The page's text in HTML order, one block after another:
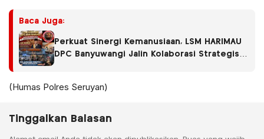
Baca Juga:
Perkuat Sinergi Kemanusiaan, LSM HARIMAU
DPC Banyuwangi Jalin Kolaborasi Strategis
(Humas Polres Seruyan)
Tinggalkan Balasan